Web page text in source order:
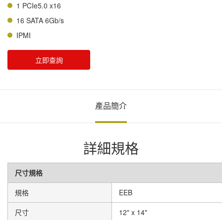
1 PCIe5.0 x16
16 SATA 6Gb/s
IPMI
立即查詢
產品簡介
詳細規格
尺寸規格
規格
EEB
尺寸
12" x 14"